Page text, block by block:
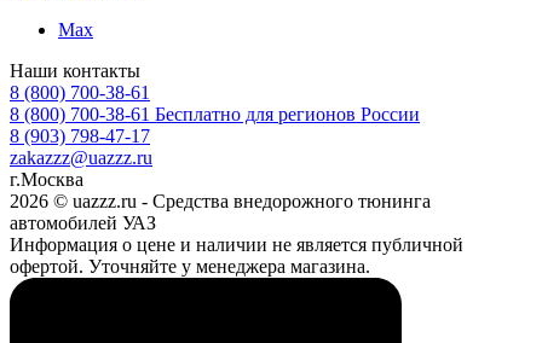
Max
Наши контакты
8 (800) 700-38-61
8 (800) 700-38-61 Бесплатно для регионов России
8 (903) 798-47-17
zakazzz@uazzz.ru
г.Москва
2026 © uazzz.ru - Средства внедорожного тюнинга
автомобилей УАЗ
Информация о цене и наличии не является публичной
офертой. Уточняйте у менеджера магазина.